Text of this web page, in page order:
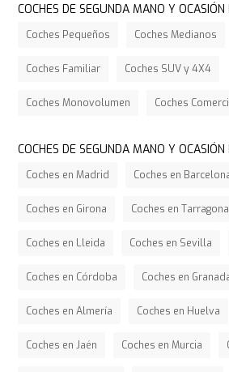
COCHES DE SEGUNDA MANO Y
Coches Pequeños Coches Medianos
Coches Familiar Coches SUV y 4X4
Coches Monovolumen Coches
COCHES DE SEGUNDA MANO Y
Coches en Madrid Coches en
Coches en Girona Coches en Tarragona
Coches en Lleida Coches en Sevilla
Coches en Córdoba Coches en
Coches en Almería Coches en Huelva
Coches en Jaén Coches en Murcia